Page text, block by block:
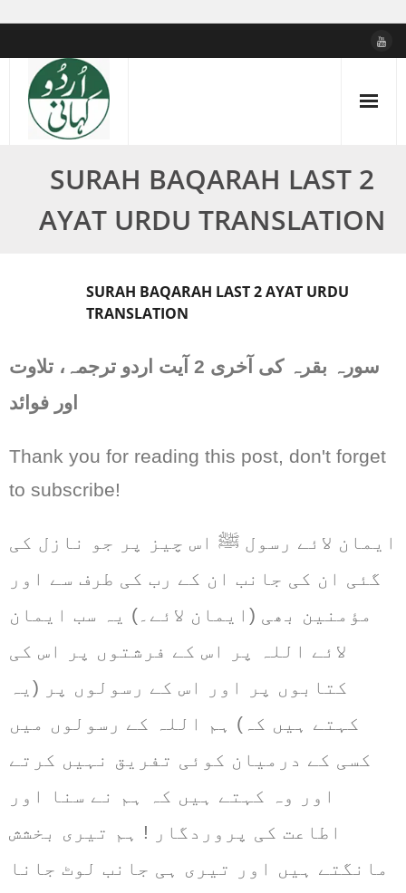
content
SURAH BAQARAH LAST 2
AYAT URDU TRANSLATION
SURAH BAQARAH LAST 2 AYAT URDU
TRANSLATION
سورہ بقرہ کی آخری 2 آیت اردو ترجمہ، تلاوت
اور فوائد
Thank you for reading this post, don't forget
to subscribe!
ایمان لائے رسول ﷺ اس چیز پر جو نازل کی
گئی ان کی جانب ان کے رب کی طرف سے اور
مؤمنین بھی (ایمان لائے۔) یہ سب ایمان
لائے اللہ پر اس کے فرشتوں پر اس کی
کتابوں پر اور اس کے رسولوں پر (یہ
کہتے ہیں کہ) ہم اللہ کے رسولوں میں
کسی کے درمیان کوئی تفریق نہیں کرتے
اور وہ کہتے ہیں کہ ہم نے سنا اور
اطاعت کی پروردگار ! ہم تیری بخشش
مانگتے ہیں اور تیری ہی جانب لوٹ جانا